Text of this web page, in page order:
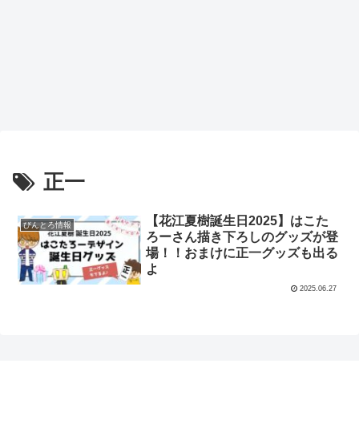
正一
びんとろ情報
【花江夏樹誕生日2025】はこた
ろーさん描き下ろしのグッズが登
場！！おまけに正一グッズも出る
よ
2025.06.27